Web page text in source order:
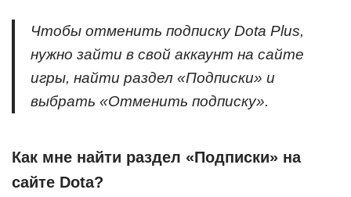
Чтобы отменить подписку Dota Plus,
нужно зайти в свой аккаунт на сайте
игры, найти раздел «Подписки» и
выбрать «Отменить подписку».
Как мне найти раздел «Подписки» на
сайте Dota?